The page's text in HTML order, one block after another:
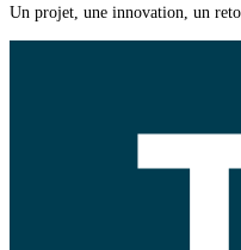
Un projet, une innovation, un